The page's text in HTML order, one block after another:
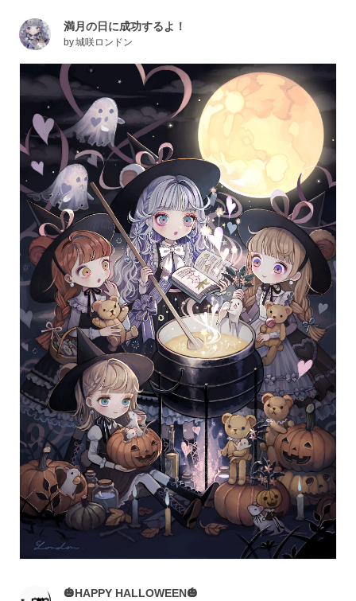
満月の日に成功するよ！
by城咲ロンドン
🎃HAPPY HALLOWEEN🎃